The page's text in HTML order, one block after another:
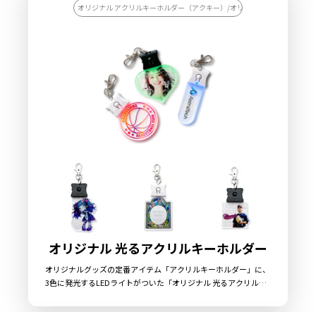
度の高いクリアアクリル「全面」に施しますので、非常に高級感
きますので、簡単にオリジナリティ溢れるグッズを制作すること
ができます。キーホルダーパーツもデフォルトで「ボールチェー
ン（シルバー）」「ナスカン」「押し二重カン」をご用意してお
ります。販売に必要な資材も取り揃えておりますので、お客様に
はデザインをご入稿いただくだけでオリジナル商品として販売し
ていただくことができます。国内生産で小ロットからの制作も承
っておりますので、お気軽にご相談ください。
オリジナル アクリルキーホルダー（アクキー）/オリジナル キーホルダ
オリジナル 光るアクリルキーホルダー
オリジナルグッズの定番アイテム「アクリルキーホルダー」に、
3色に発光するLEDライトがついた「オリジナル 光るアクリルキ
リジナルのデザインをプリントし、アクリルダイカットにてデザ